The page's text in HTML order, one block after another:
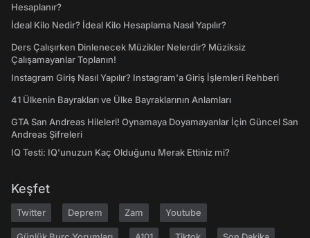
Hesaplanır?
İdeal Kilo Nedir? İdeal Kilo Hesaplama Nasıl Yapılır?
Ders Çalışırken Dinlenecek Müzikler Nelerdir? Müziksiz
Çalışamayanlar Toplanın!
Instagram Giriş Nasıl Yapılır? Instagram'a Giriş İşlemleri Rehberi
41 Ülkenin Bayrakları ve Ülke Bayraklarının Anlamları
GTA San Andreas Hileleri! Oynamaya Doyamayanlar İçin Güncel San
Andreas Şifreleri
IQ Testi: IQ'unuzun Kaç Olduğunu Merak Ettiniz mi?
Keşfet
Twitter Deprem Zam Youtube